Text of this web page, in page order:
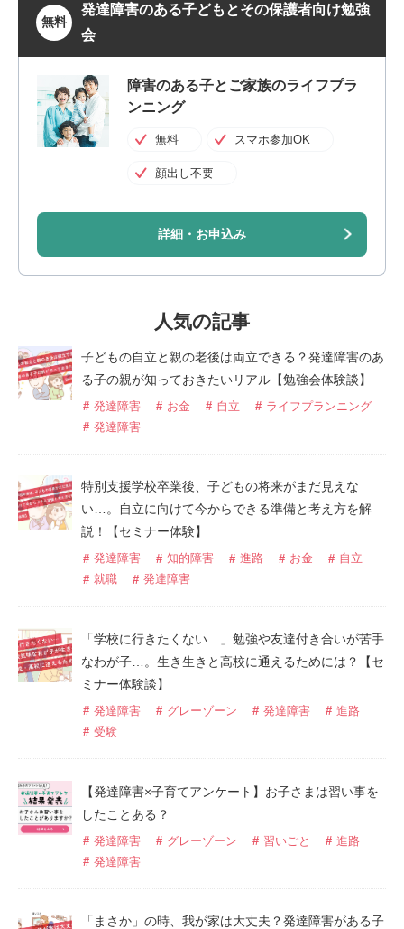
無料
発達障害のある子どもとその保護者向け勉強
会
障害のある子とご家族のライフプラ
ンニング
無料 スマホ参加OK
顔出し不要
詳細・お申込み
人気の記事
子どもの自立と親の老後は両立できる？発達障害のあ
る子の親が知っておきたいリアル【勉強会体験談】
発達障害 お金 自立
ライフプランニング
発達障害
特別支援学校卒業後、子どもの将来がまだ見えな
い…。自立に向けて今からできる準備と考え方を解
説！【セミナー体験】
発達障害 知的障害 進路 お金
自立
就職
発達障害
「学校に行きたくない…」勉強や友達付き合いが苦手
なわが子…。生き生きと高校に通えるためには？【セ
ミナー体験談】
発達障害 グレーゾーン 発達障害
進路
受験
【発達障害×子育てアンケート】お子さまは習い事を
したことある？
発達障害 グレーゾーン 習いごと
進路
発達障害
「まさか」の時、我が家は大丈夫？発達障害がある子